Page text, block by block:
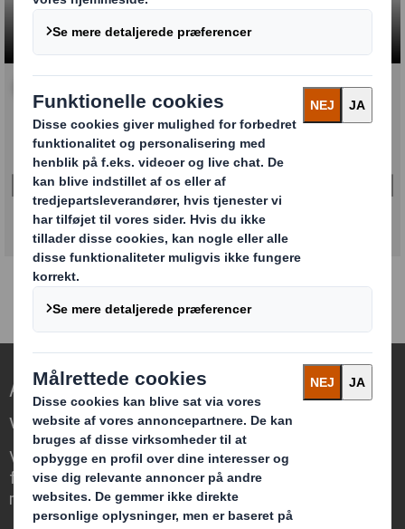
At gentænke emballage til en foranderlig
verden
Vi skiller os ud, fordi vi ser muligheden
for, at emballage kan spille en afgørende
rolle i verdenen omkring os.